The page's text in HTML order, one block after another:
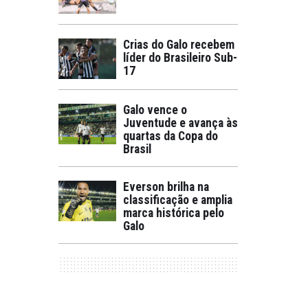
Crias do Galo recebem
líder do Brasileiro Sub-
17
Galo vence o
Juventude e avança às
quartas da Copa do
Brasil
Everson brilha na
classificação e amplia
marca histórica pelo
Galo